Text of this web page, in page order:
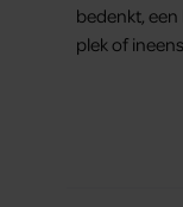
bedenkt,
plek of